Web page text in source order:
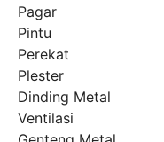
Pagar
Pintu
Perekat
Plester
Dinding Metal
Ventilasi